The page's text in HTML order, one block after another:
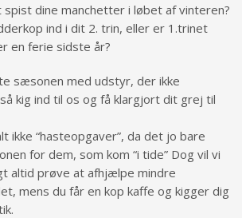
spist dine manchetter i løbet af vinteren?
ind i dit 2. trin, eller er 1.trinet
en ferie sidste år?
sæsonen med udstyr, der ikke
kig ind til os og få klargjort dit grej til
ikke “hasteopgaver”, da det jo bare
for dem, som kom “i tide” Dog vil vi
altid prøve at afhjælpe mindre
mens du får en kop kaffe og kigger dig